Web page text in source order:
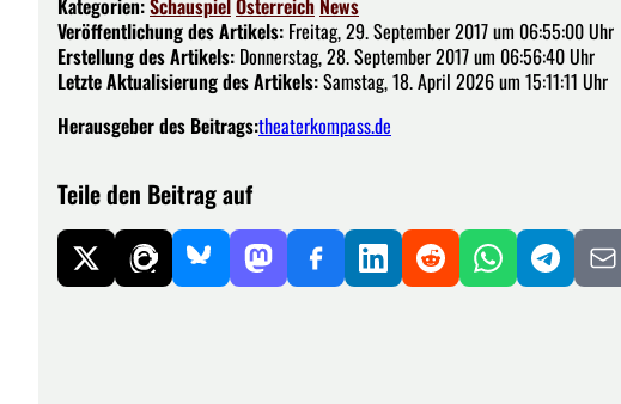
Kategorien:SchauspielÖsterreich News
Veröffentlichung des Artikels: Freitag, 29. September 2017 um 06:55:00 Uhr
Erstellung des Artikels: Donnerstag, 28. September 2017 um 06:56:40 Uhr
Letzte Aktualisierung des Artikels:Samstag, 18. April 2026 um 15:11:11 Uhr
Herausgeber des Beitrags:theaterkompass.de
Teile den Beitrag auf